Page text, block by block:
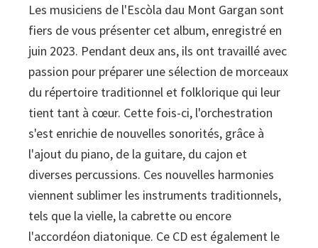
Les musiciens de l'Escòla dau Mont Gargan sont
fiers de vous présenter cet album, enregistré en
juin 2023. Pendant deux ans, ils ont travaillé avec
passion pour préparer une sélection de morceaux
du répertoire traditionnel et folklorique qui leur
tient tant à cœur. Cette fois-ci, l'orchestration
s'est enrichie de nouvelles sonorités, grâce à
l'ajout du piano, de la guitare, du cajon et
diverses percussions. Ces nouvelles harmonies
viennent sublimer les instruments traditionnels,
tels que la vielle, la cabrette ou encore
l'accordéon diatonique. Ce CD est également le